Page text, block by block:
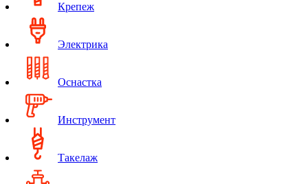
Крепеж
Электрика
Оснастка
Инструмент
Такелаж